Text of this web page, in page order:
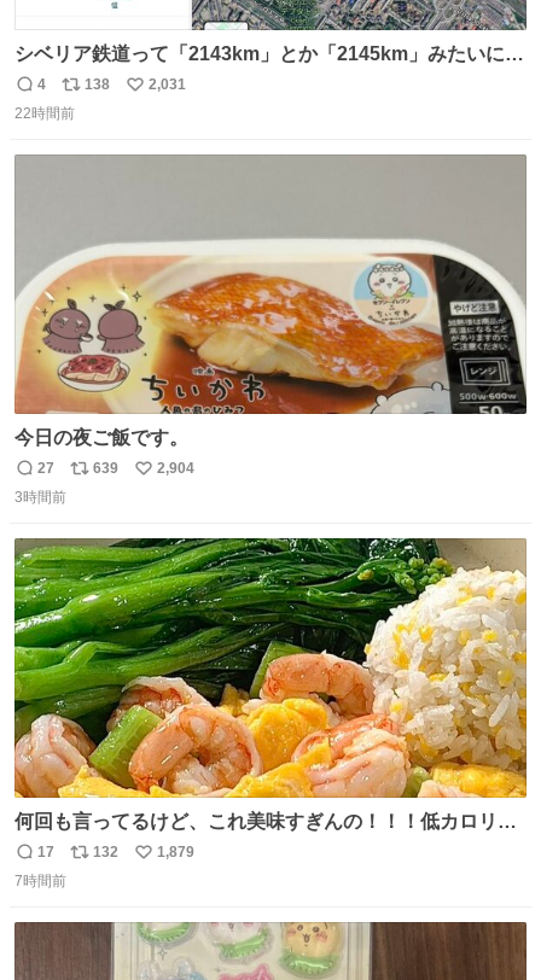
シベリア鉄道って「2143km」とか「2145km」みたいに、
モスクワからの距離名そのままの駅名があるんですね。
返
信
4
リ
ポ
138
い
2,031
22時間前
今日の夜ご飯です。
返
信
27
リ
ト
数
639
い
数
2,904
3時間前
何回も言ってるけど、これ美味すぎんの！！！低カロリー
で満足感エグいから一生食べてる😭
返
信
17
リ
132
い
数
1,879
7時間前